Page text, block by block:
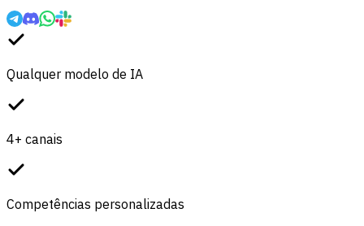
Qualquer modelo de IA
4+ canais
Competências personalizadas